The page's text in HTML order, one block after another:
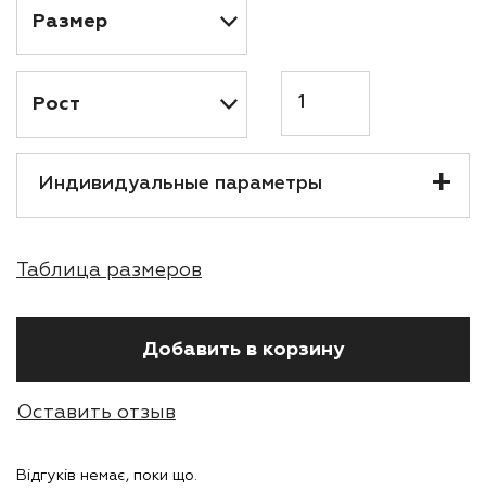
Индивидуальные параметры
Таблица размеров
Добавить в корзину
Оставить отзыв
Відгуків немає, поки що.